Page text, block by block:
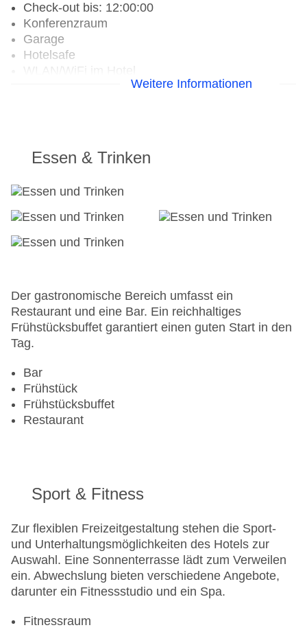
Check-out bis: 12:00:00
Konferenzraum
Garage
Hotelsafe
Sonnenterrasse
Gesamtanzahl der Zimmer: 142
Weitere Informationen
Essen & Trinken
Der gastronomische Bereich umfasst ein
Restaurant und eine Bar. Ein reichhaltiges
Frühstücksbuffet garantiert einen guten Start in den
Tag.
Bar
Frühstück
Frühstücksbuffet
Restaurant
Sport & Fitness
Zur flexiblen Freizeitgestaltung stehen die Sport-
und Unterhaltungsmöglichkeiten des Hotels zur
Auswahl. Eine Sonnenterrasse lädt zum Verweilen
ein. Abwechslung bieten verschiedene Angebote,
darunter ein Fitnessstudio und ein Spa.
Fitnessraum